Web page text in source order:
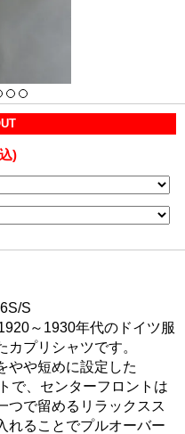
)
S
～1930年代のドイツ服
プリシャツです。
やや短めに設定した
で、センターフロントは
つで留めるリラックスス
れることでプルオーバー